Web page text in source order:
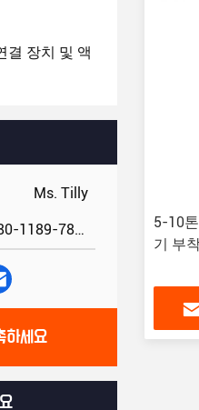
결 장치 및 액
착장
Ms. Tilly
86-180-1189-7808
하세요
5-10
기 부